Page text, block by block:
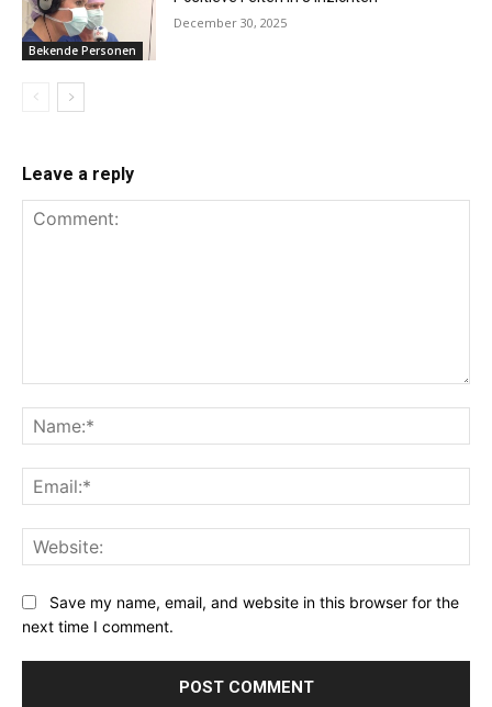
Bekende Personen
December 30, 2025
Leave a reply
Save my name, email, and website in this browser for the
next time I comment.